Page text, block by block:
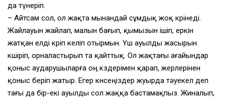
да түнеріп.
– Айтсам сол, ол жақта мынандай сұмдық жоқ көрінеді.
Жайлауын жайлап, малын бағып, қымызын ішіп, еркін
жатқан елді көріп келіп отырмын. Үш ауылды жасырын
көшіріп, орналастырып та қайттық. Ол жақтағы ағайындар
қоныс аударушыларға оң көздерімен қарап, жерлерінен
қоныс беріп жатыр. Егер көнсеңіздер жуырда тәуекел деп
тағы да бір-екі ауылды сол жаққа бастамақпыз. Жиналып,